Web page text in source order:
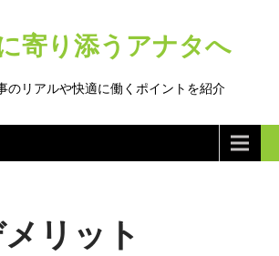
寄り添うアナタへ
のリアルや快適に働くポイントを紹介
リット